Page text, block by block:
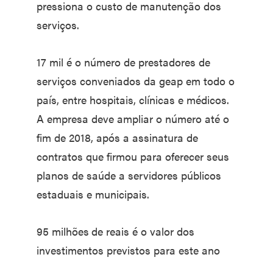
pressiona o custo de manutenção dos
serviços.
17 mil é o número de prestadores de
serviços conveniados da geap em todo o
país, entre hospitais, clínicas e médicos.
A empresa deve ampliar o número até o
fim de 2018, após a assinatura de
contratos que firmou para oferecer seus
planos de saúde a servidores públicos
estaduais e municipais.
95 milhões de reais é o valor dos
investimentos previstos para este ano